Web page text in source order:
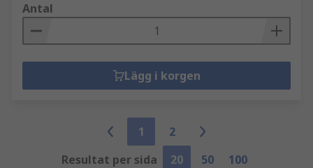
Antal
Lägg i korgen
1
2
Resultat per sida
20 50 100